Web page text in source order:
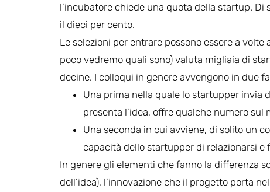
l’incubatore chiede una quota della startup.
il dieci per cento.
Le selezioni per entrare possono essere a
poco vedremo quali sono) valuta migliaia di
decine. I colloqui in genere avvengono in due
Una prima nella quale lo startupper invia
presenta l’idea, offre qualche numero
Una seconda in cui avviene, di solito un
capacità dello startupper di relazionarsi e
In genere gli elementi che fanno la differenza
dell’idea), l’innovazione che il progetto porta